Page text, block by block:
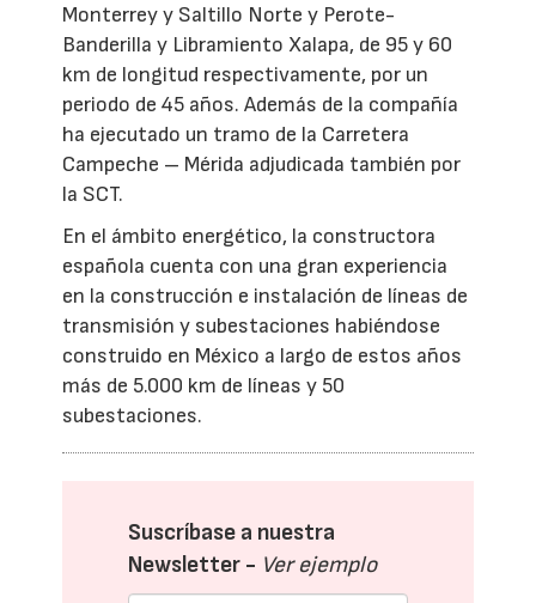
Monterrey y Saltillo Norte y Perote-
Banderilla y Libramiento Xalapa, de 95 y 60
km de longitud respectivamente, por un
periodo de 45 años. Además de la compañía
ha ejecutado un tramo de la Carretera
Campeche – Mérida adjudicada también por
la SCT.
En el ámbito energético, la constructora
española cuenta con una gran experiencia
en la construcción e instalación de líneas de
transmisión y subestaciones habiéndose
construido en México a largo de estos años
más de 5.000 km de líneas y 50
subestaciones.
Suscríbase a nuestra
Newsletter - Ver ejemplo